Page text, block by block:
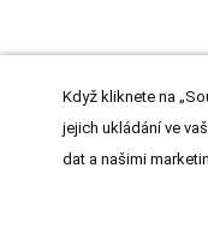
Když kliknete na
jejich ukládání ve
dat a našimi